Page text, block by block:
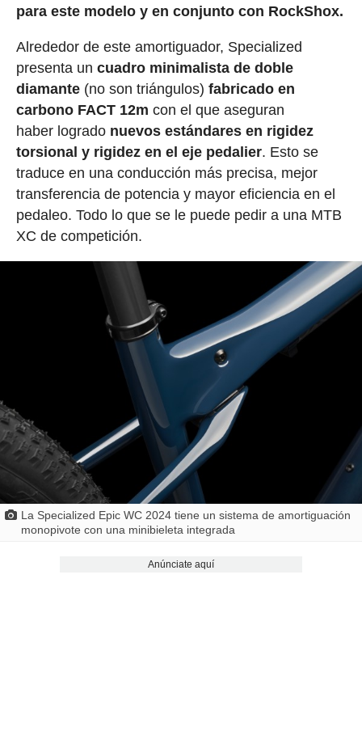
para este modelo y en conjunto con RockShox.
Alrededor de este amortiguador, Specialized
presenta un cuadro minimalista de doble
diamante(no son triángulos) fabricado en
carbono FACT 12m con el que aseguran
haber logrado nuevos estándares en rigidez
torsional y rigidez en el eje pedalier. Esto se
traduce en una conducción más precisa, mejor
transferencia de potencia y mayor eficiencia en el
pedaleo. Todo lo que se le puede pedir a una MTB
XC de competición.
La Specialized Epic WC 2024 tiene un sistema de amortiguación
monopivote con una minibieleta integrada
Anúnciate aquí